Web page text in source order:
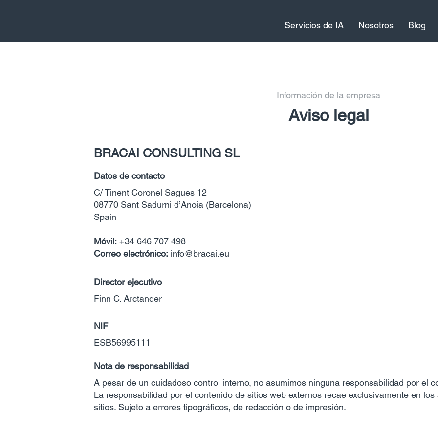
Servicios de IA Nosotros Blog
Información de la empresa
Aviso legal
BRACAI CONSULTING SL
Datos de contacto
C/ Tinent Coronel Sagues 12
08770 Sant Sadurni d’Anoia (Barcelona)
Spain
Móvil: +34 646 707 498
Correo electrónico: info@bracai.eu
Director ejecutivo
Finn C. Arctander
NIF
ESB56995111
Nota de responsabilidad
A pesar de un cuidadoso control interno, no asumimos ninguna responsabilidad por el
La responsabilidad por el contenido de sitios web externos recae exclusivamente en
sitios. Sujeto a errores tipográficos, de redacción o de impresión.